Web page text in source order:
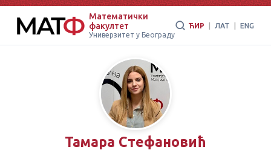
Математички
факултет
Универзитет у Београду
ЋИР ЛАТ ENG
Тамара Стефановић